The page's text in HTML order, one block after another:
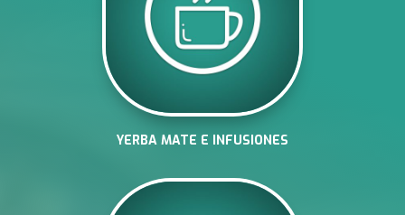
YERBA MATE E INFUSIONES